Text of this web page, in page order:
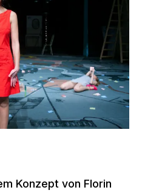
Konzept von Florin